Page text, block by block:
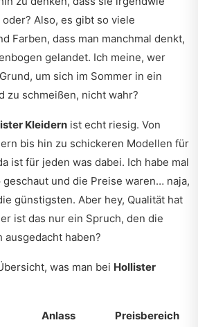
Also, es gibt so viele
Farben, dass man manchmal denkt,
gelandet. Ich meine, wer
um sich im Sommer in ein
zu schmeißen, nicht wahr?
Kleidern ist echt riesig. Von
bis hin zu schickeren Modellen für
ist für jeden was dabei. Ich habe mal
und die Preise waren… naja,
günstigsten. Aber hey, Qualität hat
ist das nur ein Spruch, den die
ausgedacht haben?
was man bei Hollister
Anlass
Preisbereich